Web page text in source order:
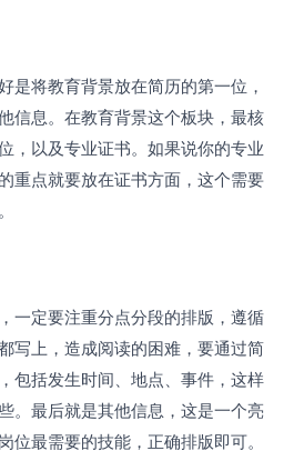
是将教育背景放在简历的第一位，
信息。在教育背景这个板块，最核
，以及专业证书。如果说你的专业
重点就要放在证书方面，这个需要
一定要注重分点分段的排版，遵循
写上，造成阅读的困难，要通过简
包括发生时间、地点、事件，这样
。最后就是其他信息，这是一个亮
位最需要的技能，正确排版即可。